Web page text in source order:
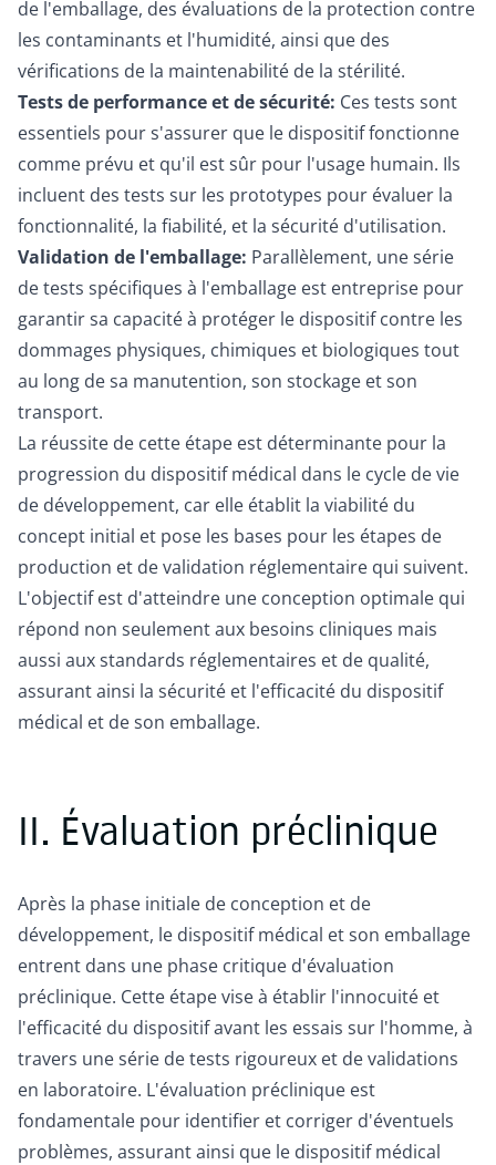
de l'emballage, des évaluations de la protection contre
les contaminants et l'humidité, ainsi que des
vérifications de la maintenabilité de la stérilité.
Tests de performance et de sécurité: Ces tests sont
essentiels pour s'assurer que le dispositif fonctionne
comme prévu et qu'il est sûr pour l'usage humain. Ils
incluent des tests sur les prototypes pour évaluer la
fonctionnalité, la fiabilité, et la sécurité d'utilisation.
Validation de l'emballage: Parallèlement, une série
de tests spécifiques à l'emballage est entreprise pour
garantir sa capacité à protéger le dispositif contre les
dommages physiques, chimiques et biologiques tout
au long de sa manutention, son stockage et son
transport.
La réussite de cette étape est déterminante pour la
progression du dispositif médical dans le cycle de vie
de développement, car elle établit la viabilité du
concept initial et pose les bases pour les étapes de
production et de validation réglementaire qui suivent.
L'objectif est d'atteindre une conception optimale qui
répond non seulement aux besoins cliniques mais
aussi aux standards réglementaires et de qualité,
assurant ainsi la sécurité et l'efficacité du dispositif
médical et de son emballage.
II. Évaluation préclinique
Après la phase initiale de conception et de
développement, le dispositif médical et son emballage
entrent dans une phase critique d'évaluation
préclinique. Cette étape vise à établir l'innocuité et
l'efficacité du dispositif avant les essais sur l'homme, à
travers une série de tests rigoureux et de validations
en laboratoire. L'évaluation préclinique est
fondamentale pour identifier et corriger d'éventuels
problèmes, assurant ainsi que le dispositif médical